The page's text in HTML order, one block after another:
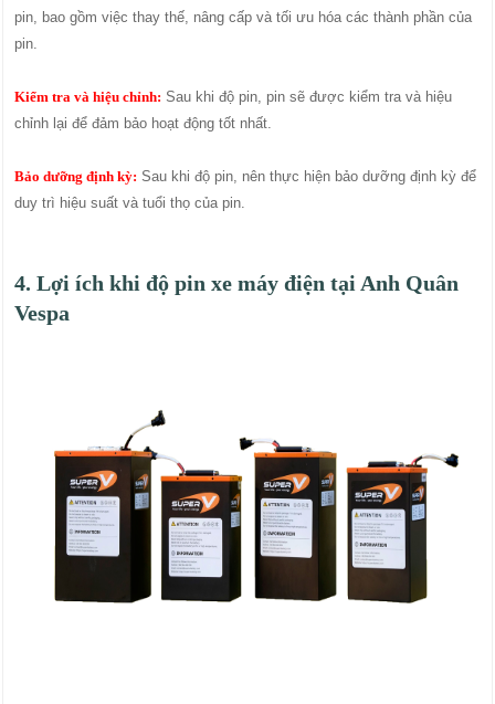
pin, bao gồm việc thay thế, nâng cấp và tối ưu hóa các thành phần của
pin.
Kiểm tra và hiệu chỉnh: Sau khi độ pin, pin sẽ được kiểm tra và hiệu
chỉnh lại để đảm bảo hoạt động tốt nhất.
Bảo dưỡng định kỳ: Sau khi độ pin, nên thực hiện bảo dưỡng định kỳ để
duy trì hiệu suất và tuổi thọ của pin.
4. Lợi ích khi độ pin xe máy điện tại Anh Quân
Vespa